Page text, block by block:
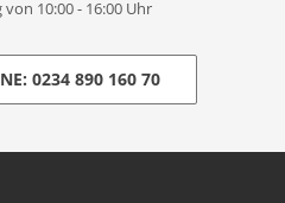
10:00 - 16:00 Uhr
0234 890 160 70